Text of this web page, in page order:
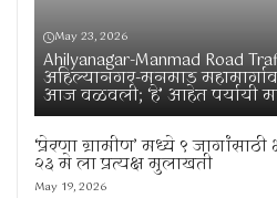
May 23, 2026
Ahilyanagar-Manmad Road
अहिल्यानगर-मनमाड
आज वळवली; ‘हे’ आहेत पर्यायी
‘प्रेरणा ग्रामीण’ मध्ये ९ जागांसाठी
२३ मे ला प्रत्यक्ष मुलाखती
May 19, 2026